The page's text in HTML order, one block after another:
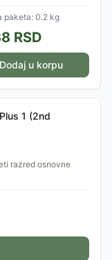
đaka na nov način
višim razredima.
paketa: 0.2 kg
RSD
Dodaj u korpu
1 (2nd
razred osnovne